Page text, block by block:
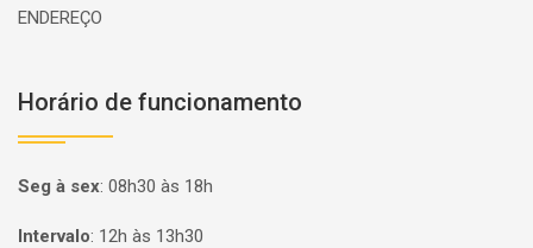
ENDEREÇO
Horário de funcionamento
Seg à sex: 08h30 às 18h
Intervalo: 12h às 13h30